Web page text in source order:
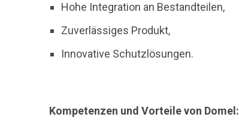
Hohe Integration an Bestandteilen,
Zuverlässiges Produkt,
Innovative Schutzlösungen.
Kompetenzen und Vorteile von Domel: